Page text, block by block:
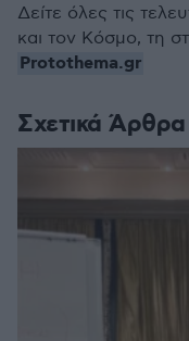
Σχετικά Άρθρα
Δείτε όλες τις
και τον Κόσμο, τη
Protothema.gr